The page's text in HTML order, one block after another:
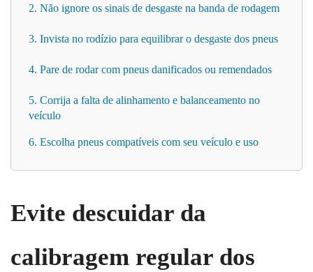
2. Não ignore os sinais de desgaste na banda de rodagem
3. Invista no rodízio para equilibrar o desgaste dos pneus
4. Pare de rodar com pneus danificados ou remendados
5. Corrija a falta de alinhamento e balanceamento no
veículo
6. Escolha pneus compatíveis com seu veículo e uso
Evite descuidar da
calibragem regular dos